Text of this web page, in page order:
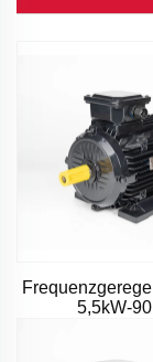
5,5kW-